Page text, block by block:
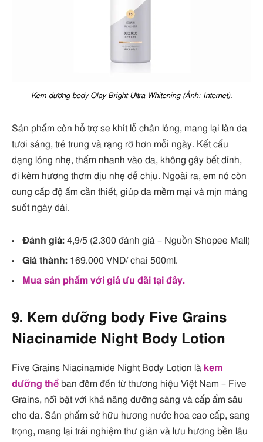
Kem dưỡng body Olay Bright Ultra Whitening (Ảnh: Internet).
Sản phẩm còn hỗ trợ se khít lỗ chân lông, mang lại làn da
tươi sáng, trẻ trung và rạng rỡ hơn mỗi ngày. Kết cấu
dạng lỏng nhẹ, thấm nhanh vào da, không gây bết dính,
đi kèm hương thơm dịu nhẹ dễ chịu. Ngoài ra, em nó còn
cung cấp độ ẩm cần thiết, giúp da mềm mại và mịn màng
suốt ngày dài.
Đánh giá: 4,9/5 (2.300 đánh giá – Nguồn Shopee Mall)
Giá thành: 169.000 VND/ chai 500ml.
Mua sản phẩm với giá ưu đãi tại đây.
9. Kem dưỡng body Five Grains
Niacinamide Night Body Lotion
Five Grains Niacinamide Night Body Lotion là kem
dưỡng thể ban đêm đến từ thương hiệu Việt Nam – Five
Grains, nổi bật với khả năng dưỡng sáng và cấp ẩm sâu
cho da. Sản phẩm sở hữu hương nước hoa cao cấp, sang
trọng, mang lại trải nghiệm thư giãn và lưu hương bền lâu